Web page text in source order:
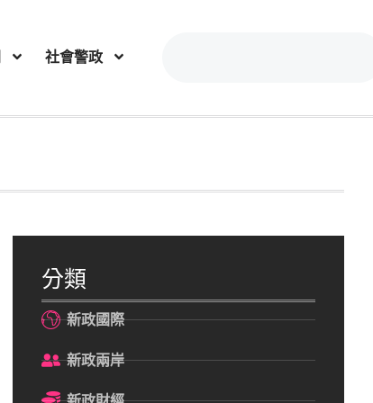
社會警政
分類
新政國際
新政兩岸